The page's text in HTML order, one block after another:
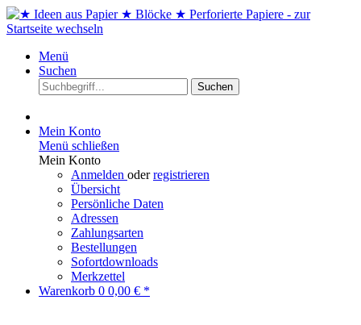
Menü
Suchen
Suchen
Mein Konto
Menü schließen
Mein Konto
Anmelden oderregistrieren
Übersicht
Persönliche Daten
Adressen
Zahlungsarten
Bestellungen
Sofortdownloads
Merkzettel
Warenkorb 0 0,00 € *